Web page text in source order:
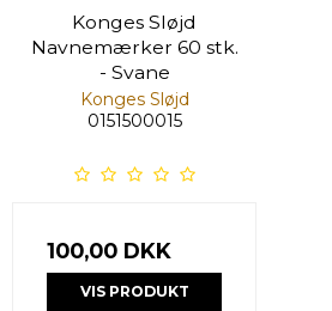
Konges Sløjd
Navnemærker 60 stk.
- Svane
Konges Sløjd
0151500015
100,00 DKK
VIS PRODUKT